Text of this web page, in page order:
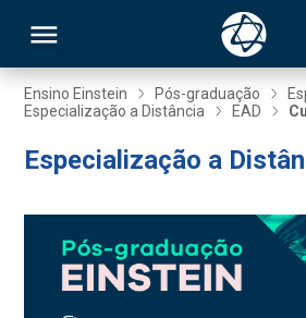
Ensino Einstein Pós-graduação
Especialização a Distância
EAD
Especialização a